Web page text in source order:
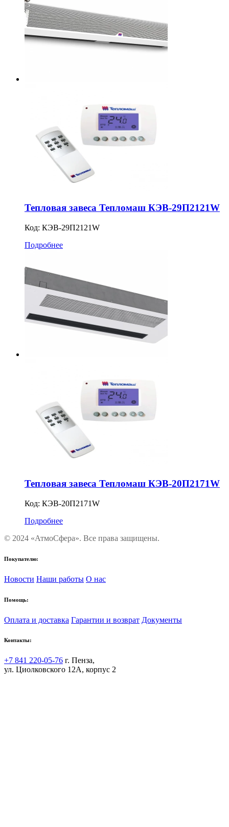
Тепловая завеса Тепломаш КЭВ-29П2121W
Код: КЭВ-29П2121W
Подробнее
Тепловая завеса Тепломаш КЭВ-20П2171W
Код: КЭВ-20П2171W
Подробнее
© 2024 «АтмоСфера». Все права защищены.
Покупателю:
Новости Наши работы О нас
Помощь:
Оплата и доставка Гарантии и возврат Документы
Контакты:
+7 841 220-05-76 г. Пенза,
ул. Циолковского 12А, корпус 2